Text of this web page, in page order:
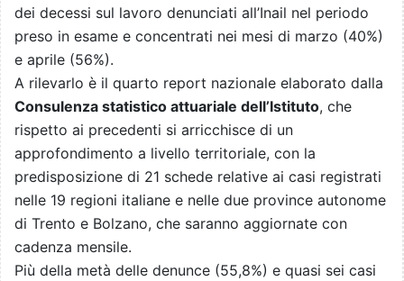
dei decessi sul lavoro denunciati all’Inail nel periodo
preso in esame e concentrati nei mesi di marzo (40%)
e aprile (56%).
A rilevarlo è il quarto report nazionale elaborato dalla
Consulenza statistico attuariale dell’Istituto, che
rispetto ai precedenti si arricchisce di un
approfondimento a livello territoriale, con la
predisposizione di 21 schede relative ai casi registrati
nelle 19 regioni italiane e nelle due province autonome
di Trento e Bolzano, che saranno aggiornate con
cadenza mensile.
Più della metà delle denunce (55,8%) e quasi sei casi